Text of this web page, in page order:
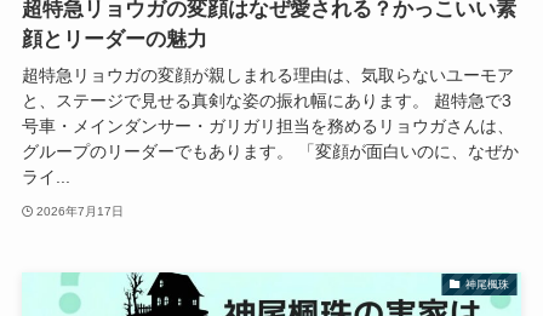
超特急リョウガの変顔はなぜ愛される？かっこいい素
顔とリーダーの魅力
超特急リョウガの変顔が親しまれる理由は、気取らないユーモア
と、ステージで見せる真剣な姿の振れ幅にあります。 超特急で3
号車・メインダンサー・ガリガリ担当を務めるリョウガさんは、
グループのリーダーでもあります。 「変顔が面白いのに、なぜか
ライ...
2026年7月17日
神尾楓珠